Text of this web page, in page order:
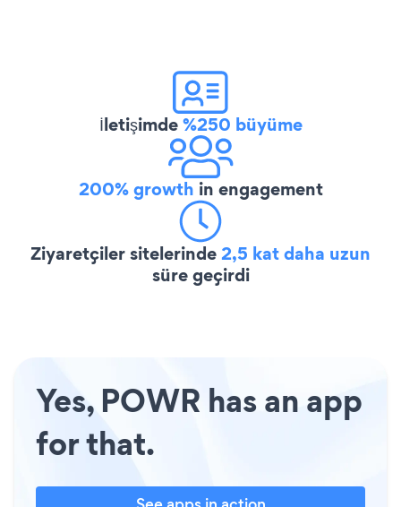
İletişimde%250 büyüme
200% growth in engagement
Ziyaretçiler sitelerinde2,5 kat daha uzun
süre geçirdi
Yes, POWR has an app
for that.